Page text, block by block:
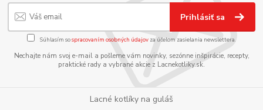
Prihlásiť sa
Súhlasím sospracovaním osobných údajov za účelom zasielania newslettera.
Nechajte nám svoj e-mail a pošleme vám novinky, sezónne inšpirácie, recepty,
praktické rady a vybrané akcie z Lacnekotliky.sk.
Lacné kotlíky na guláš